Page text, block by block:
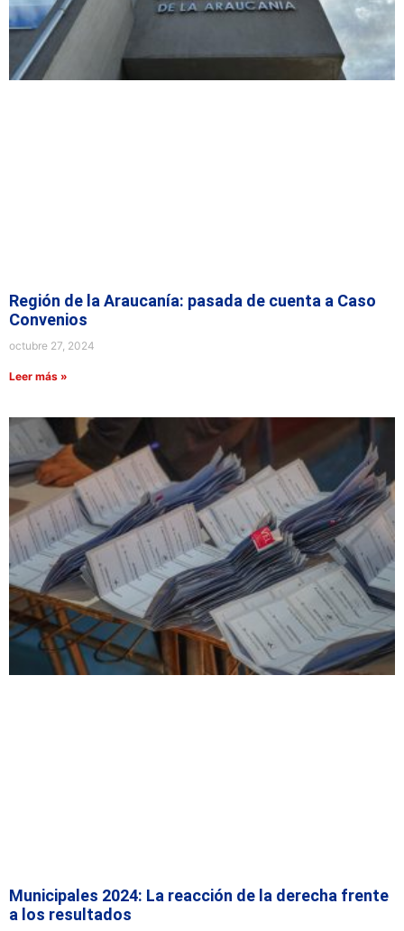
Región de la Araucanía: pasada de cuenta a Caso
Convenios
octubre 27, 2024
Leer más »
Municipales 2024: La reacción de la derecha frente
a los resultados